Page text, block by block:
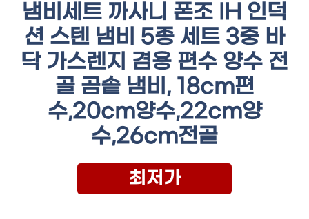
냄비세트 까사니 폰조 IH 인덕
션 스텐 냄비 5종 세트 3중 바
닥 가스렌지 겸용 편수 양수 전
골 곰솥 냄비, 18cm편
수,20cm양수,22cm양
수,26cm전골
최저가